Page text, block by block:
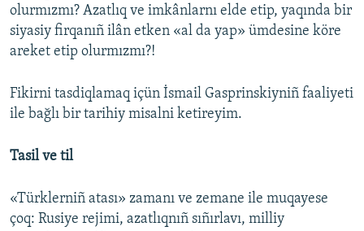
olurmızmı? Azatlıq ve imkânlarnı elde etip, yaqında bir
siyasiy firqanıñ ilân etken «al da yap» ümdesine köre
areket etip olurmızmı?!
Fikirni tasdiqlamaq içün İsmail Gasprinskiyniñ faaliyeti
ile bağlı bir tarihiy misalni ketireyim.
Tasil ve til
«Türklerniñ atası» zamanı ve zemane ile muqayese
çoq: Rusiye rejimi, azatlıqnıñ sıñırlavı, milliy